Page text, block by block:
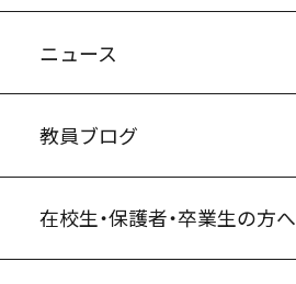
ニュース
教員ブログ
在校生・保護者・卒業生の方へ